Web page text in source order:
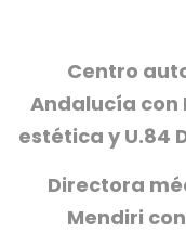
Centro
Andalucía con
estética y U.84
Directora
Mendiri